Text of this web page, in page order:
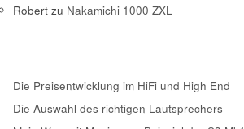
Robert zu Nakamichi 1000 ZXL
Die Preisentwicklung im HiFi und High End
Die Auswahl des richtigen Lautsprechers